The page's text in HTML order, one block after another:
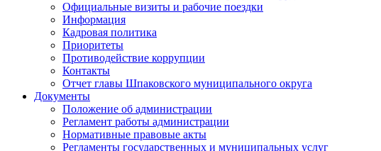
Официальные визиты и рабочие поездки
Информация
Кадровая политика
Приоритеты
Противодействие коррупции
Контакты
Отчет главы Шпаковского муниципального округа
Документы
Положение об администрации
Регламент работы администрации
Нормативные правовые акты
Регламенты государственных и муниципальных услуг